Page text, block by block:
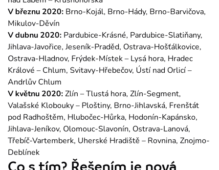
V březnu 2020: Brno-Kojál, Brno-Hády, Brno-Barvičova,
Mikulov-Děvín
V dubnu 2020: Pardubice-Krásné, Pardubice-Slatiňany,
Jihlava-Javořice, Jeseník-Praděd, Ostrava-Hošťálkovice,
Ostrava-Hladnov, Frýdek-Místek – Lysá hora, Hradec
Králové – Chlum, Svitavy-Hřebečov, Ústí nad Orlicí –
Andrlův Chlum
V květnu 2020: Zlín – Tlustá hora, Zlín-Segment,
Valašské Klobouky – Ploštiny, Brno-Jihlavská, Frenštát
pod Radhoštěm, Hlubočec-Hůrka, Hodonín-Kapánsko,
Jihlava-Jeníkov, Olomouc-Slavonín, Ostrava-Lanová,
Třebíč-Vartemberk, Uherské Hradiště – Rovnina, Znojmo-
Deblínek